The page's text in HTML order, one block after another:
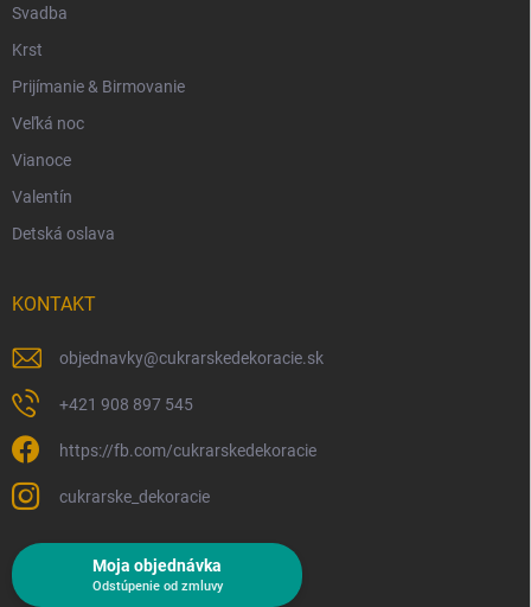
Svadba
Krst
Prijímanie & Birmovanie
Veľká noc
Vianoce
Valentín
Detská oslava
KONTAKT
objednavky@cukrarskedekoracie.sk
+421 908 897 545
https://fb.com/cukrarskedekoracie
cukrarske_dekoracie
Moja objednávka
Odstúpenie od zmluvy